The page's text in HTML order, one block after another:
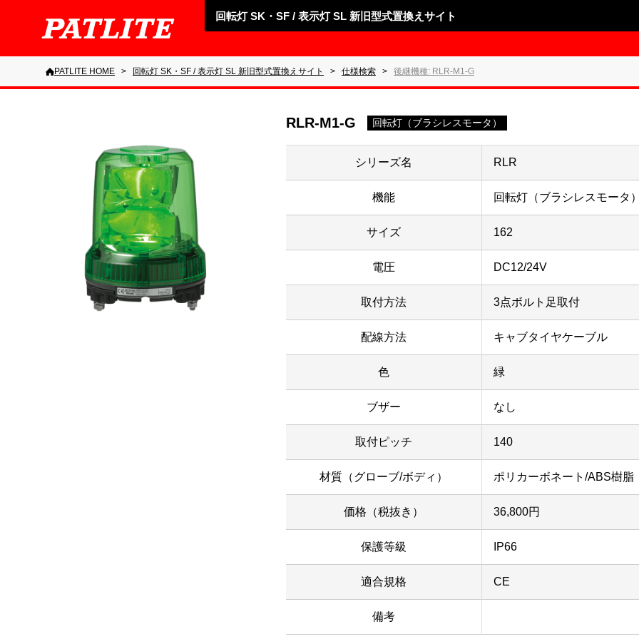
回転灯 SK・SF / 表示灯 SL 新旧型式置換えサイト
PATLITE HOME 回転灯 SK・SF / 表示灯 SL 新旧型式置換えサイト 仕様検索 後継機種: RLR-M1-G
RLR-M1-G 回転灯（ブラシレスモータ）
シリーズ名 RLR
機能 回転灯（ブラシレスモータ）
サイズ 162
電圧 DC12/24V
取付方法 3点ボルト足取付
配線方法 キャブタイヤケーブル
色 緑
ブザー なし
取付ピッチ 140
材質（グローブ/ボディ） ポリカーボネート/ABS樹脂
価格（税抜き） 36,800円
保護等級 IP66
適合規格 CE
備考